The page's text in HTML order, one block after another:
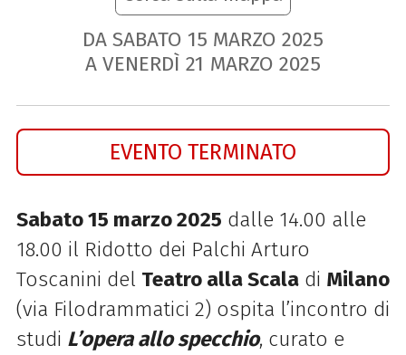
DA SABATO 15 MARZO 2025
A VENERDÌ 21 MARZO 2025
EVENTO TERMINATO
Sabato 15 marzo 2025 dalle 14.00 alle
18.00 il Ridotto dei Palchi Arturo
Toscanini del Teatro alla Scaladi Milano
(via Filodrammatici 2) ospita l’incontro di
studi L’opera allo specchio, curato e